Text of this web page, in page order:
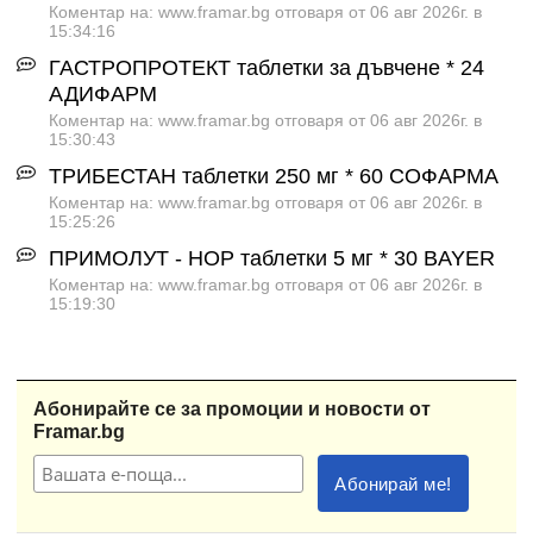
Коментар на: www.framar.bg отговаря от 06 авг 2026г. в
15:34:16
ГАСТРОПРОТЕКТ таблетки за дъвчене * 24
АДИФАРМ
Коментар на: www.framar.bg отговаря от 06 авг 2026г. в
15:30:43
ТРИБЕСТАН таблетки 250 мг * 60 СОФАРМА
Коментар на: www.framar.bg отговаря от 06 авг 2026г. в
15:25:26
ПРИМОЛУТ - НОР таблетки 5 мг * 30 BAYER
Коментар на: www.framar.bg отговаря от 06 авг 2026г. в
15:19:30
Абонирайте се за промоции и новости от
Framar.bg